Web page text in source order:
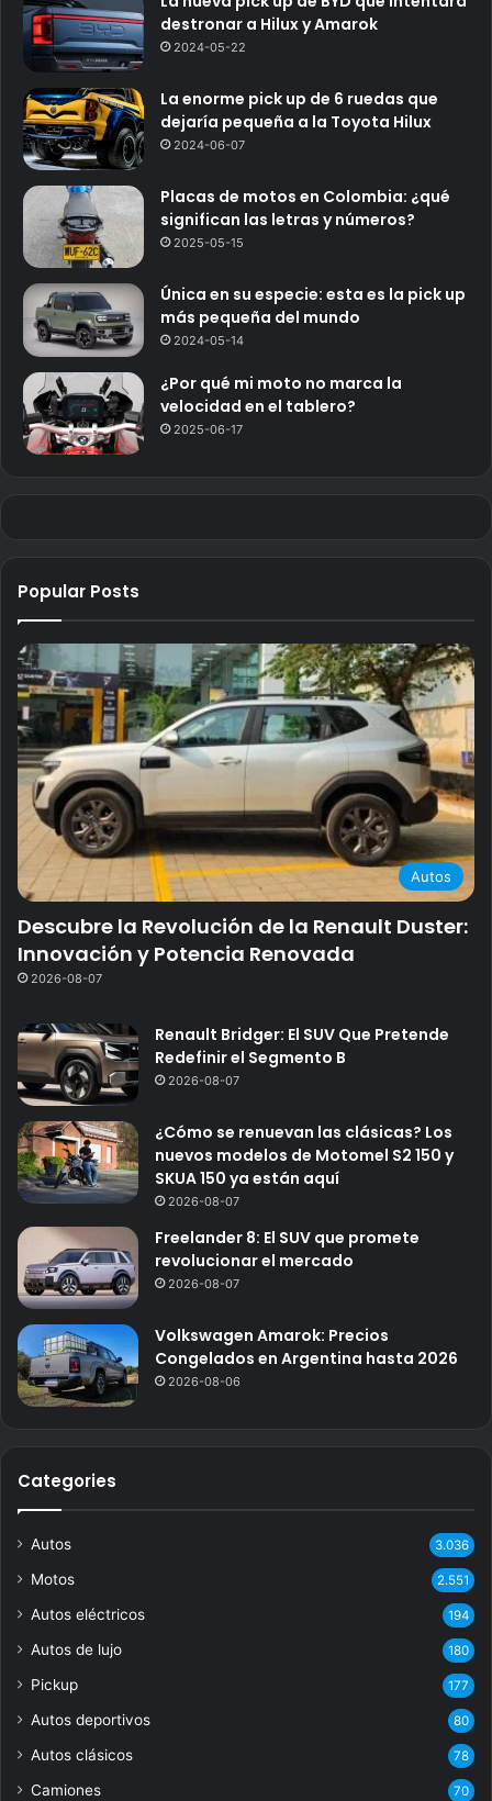
destronar a Hilux y Amarok
2024-05-22
La enorme pick up de 6 ruedas que
dejaría pequeña a la Toyota Hilux
2024-06-07
Placas de motos en Colombia: ¿qué
significan las letras y números?
2025-05-15
Única en su especie: esta es la pick up
más pequeña del mundo
2024-05-14
¿Por qué mi moto no marca la
velocidad en el tablero?
2025-06-17
Popular Posts
Autos
Descubre la Revolución de la Renault Duster:
Innovación y Potencia Renovada
2026-08-07
Renault Bridger: El SUV Que Pretende
Redefinir el Segmento B
2026-08-07
¿Cómo se renuevan las clásicas? Los
nuevos modelos de Motomel S2 150 y
SKUA 150 ya están aquí
2026-08-07
Freelander 8: El SUV que promete
revolucionar el mercado
2026-08-07
Volkswagen Amarok: Precios
Congelados en Argentina hasta 2026
2026-08-06
Categories
Autos 3.036
Motos 2.551
Autos eléctricos 194
Autos de lujo 180
Pickup 177
Autos deportivos 80
Autos clásicos 78
Camiones 70